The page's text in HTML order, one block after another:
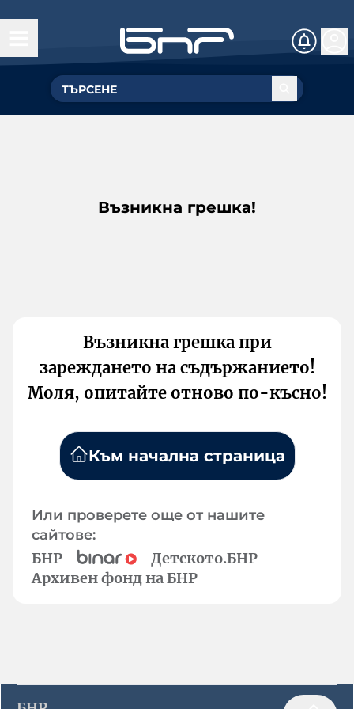
Възникна грешка!
Възникна грешка при
зареждането на съдържанието!
Моля, опитайте отново по-късно!
Към начална страница
Или проверете още от нашите
сайтове:
БНР
Детското.БНР
Архивен фонд на БНР